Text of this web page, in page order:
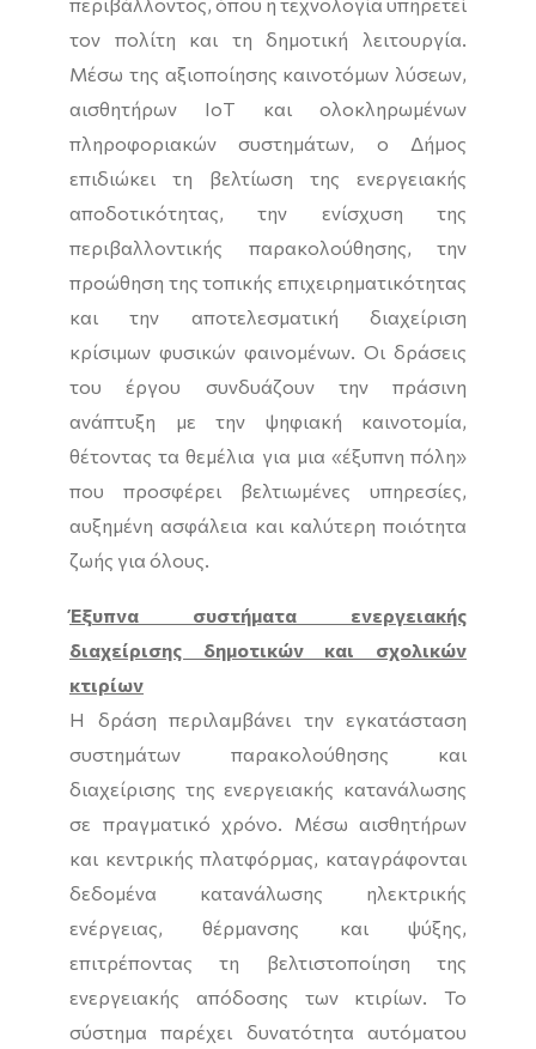
τον πολίτη και τη δημοτική λειτουργία.
Μέσω της αξιοποίησης καινοτόμων λύσεων,
αισθητήρων IoT και ολοκληρωμένων
πληροφοριακών συστημάτων, ο Δήμος
επιδιώκει τη βελτίωση της ενεργειακής
αποδοτικότητας, την ενίσχυση της
περιβαλλοντικής παρακολούθησης, την
προώθηση της τοπικής επιχειρηματικότητας
και την αποτελεσματική διαχείριση
κρίσιμων φυσικών φαινομένων. Οι δράσεις
του έργου συνδυάζουν την πράσινη
ανάπτυξη με την ψηφιακή καινοτομία,
θέτοντας τα θεμέλια για μια «έξυπνη πόλη»
που προσφέρει βελτιωμένες υπηρεσίες,
αυξημένη ασφάλεια και καλύτερη ποιότητα
ζωής για όλους.
Έξυπνα συστήματα ενεργειακής
διαχείρισης δημοτικών και σχολικών
κτιρίων
Η δράση περιλαμβάνει την εγκατάσταση
συστημάτων παρακολούθησης και
διαχείρισης της ενεργειακής κατανάλωσης
σε πραγματικό χρόνο. Μέσω αισθητήρων
και κεντρικής πλατφόρμας, καταγράφονται
δεδομένα κατανάλωσης ηλεκτρικής
ενέργειας, θέρμανσης και ψύξης,
επιτρέποντας τη βελτιστοποίηση της
ενεργειακής απόδοσης των κτιρίων. Το
σύστημα παρέχει δυνατότητα αυτόματου